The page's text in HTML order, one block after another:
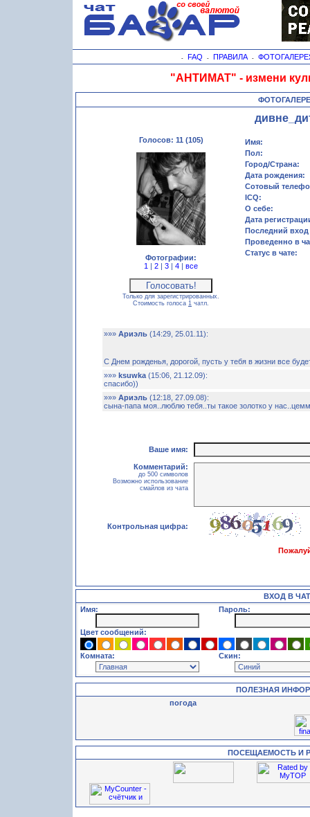
- FAQ - ПРАВИЛА-
"АНТИМАТ" - измени
Голосов: 11 (105)
Фотографии:
1 | 2 | 3 | 4 | все
Только для зарегистрированных.
Стоимость голоса 1 чатл.
Имя:
Пол:
Город/Страна:
Дата рождения:
Сотовый
ICQ:
О себе:
Дата
Последний вход
Проведенно в
Статус в чате:
»»» Ариэль (14:29, 25.01.11):
С Днем рожденья, дорогой, пусть у тебя в жизни все
»»» ksuwka (15:06, 21.12.09):
спасибо))
»»» Ариэль (12:18, 27.09.08):
сына-папа моя..люблю тебя..ты такое золотко у
Ваше имя:
Комментарий:
до 500 символов
Возможно использование
смайлов из чата
Контрольная цифра:
ВХОД В ЧАТ
Имя:
Пароль:
Цвет сообщений:
Комната: Скин:
ПОЛЕЗНАЯ
погода
ПОСЕЩАЕМОСТЬ И